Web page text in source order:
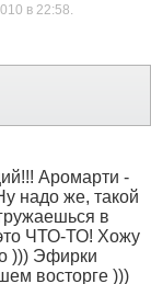
в 22:58.
Аромарти -
надо же, такой
в
ЧТО-ТО! Хожу
))) Эфирки
восторге )))